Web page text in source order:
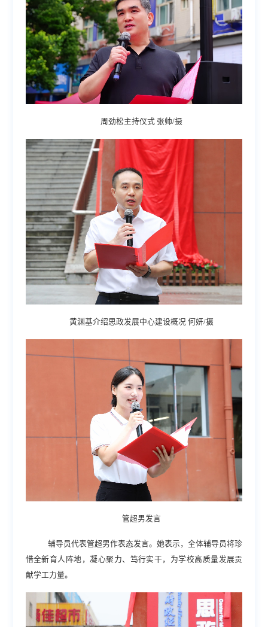
周劲松主持仪式 张帅/摄
黄渊基介绍思政发展中心建设概况 何妍/摄
管超男发言
辅导员代表管超男作表态发言。她表示，全体辅导员将珍
惜全新育人阵地，凝心聚力、笃行实干，为学校高质量发展贡
献学工力量。